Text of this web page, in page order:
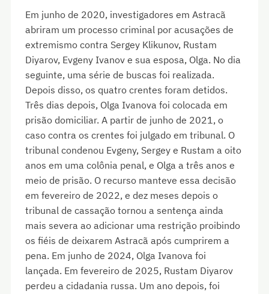
Em junho de 2020, investigadores em Astracã
abriram um processo criminal por acusações de
extremismo contra Sergey Klikunov, Rustam
Diyarov, Evgeny Ivanov e sua esposa, Olga. No dia
seguinte, uma série de buscas foi realizada.
Depois disso, os quatro crentes foram detidos.
Três dias depois, Olga Ivanova foi colocada em
prisão domiciliar. A partir de junho de 2021, o
caso contra os crentes foi julgado em tribunal. O
tribunal condenou Evgeny, Sergey e Rustam a oito
anos em uma colônia penal, e Olga a três anos e
meio de prisão. O recurso manteve essa decisão
em fevereiro de 2022, e dez meses depois o
tribunal de cassação tornou a sentença ainda
mais severa ao adicionar uma restrição proibindo
os fiéis de deixarem Astracã após cumprirem a
pena. Em junho de 2024, Olga Ivanova foi
lançada. Em fevereiro de 2025, Rustam Diyarov
perdeu a cidadania russa. Um ano depois, foi